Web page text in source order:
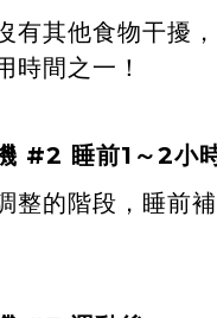
有其他食物干擾
時間之一！
#2 睡前1～2小
整的階段，睡前